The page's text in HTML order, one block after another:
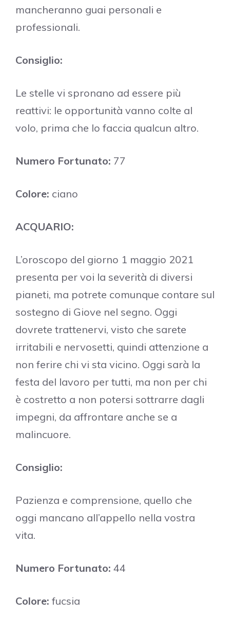
mancheranno guai personali e
professionali.
Consiglio:
Le stelle vi spronano ad essere più
reattivi: le opportunità vanno colte al
volo, prima che lo faccia qualcun altro.
Numero Fortunato: 77
Colore: ciano
ACQUARIO:
L’oroscopo del giorno 1 maggio 2021
presenta per voi la severità di diversi
pianeti, ma potrete comunque contare sul
sostegno di Giove nel segno. Oggi
dovrete trattenervi, visto che sarete
irritabili e nervosetti, quindi attenzione a
non ferire chi vi sta vicino. Oggi sarà la
festa del lavoro per tutti, ma non per chi
è costretto a non potersi sottrarre dagli
impegni, da affrontare anche se a
malincuore.
Consiglio:
Pazienza e comprensione, quello che
oggi mancano all’appello nella vostra
vita.
Numero Fortunato: 44
Colore: fucsia